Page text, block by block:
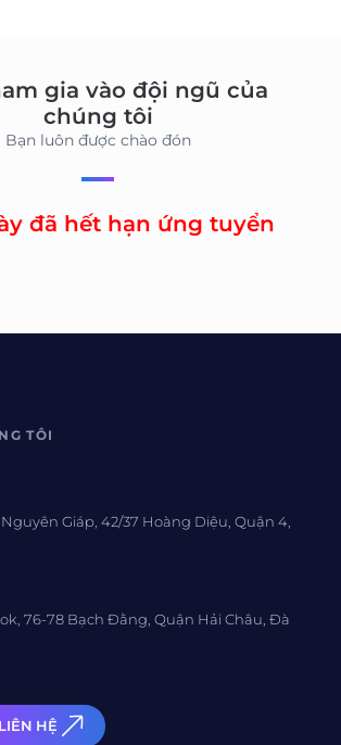
gia vào đội ngũ của
chúng tôi
Bạn luôn được chào đón
đã hết hạn ứng tuyển
TÔI
Giáp, 42/37 Hoàng Diệu, Quận 4,
76-78 Bạch Đằng, Quận Hải Châu, Đà
LIÊN HỆ